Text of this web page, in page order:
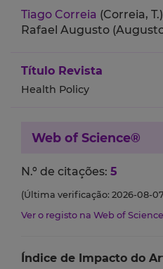
Tiago Correia (Correia,
Rafael Augusto
Título Revista
Health Policy
Web of Science®
N.º de citações: 5
(Última verificação: 2026-08-07
Ver o registo na Web of
Índice de Impacto do